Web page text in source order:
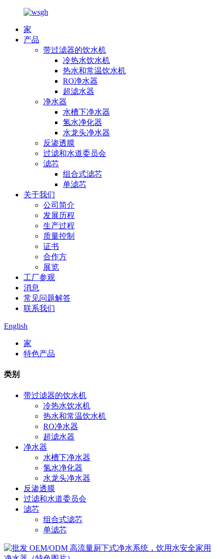
家
产品
带过滤器的饮水机
冷热水饮水机
热水和常温饮水机
RO净水器
超滤水器
净水器
水槽下净水器
氢水净化器
水龙头净水器
反渗透膜
过滤和水道委员会
滤芯
组合式滤芯
单滤芯
关于我们
公司简介
发展历程
生产过程
质量控制
证书
合作方
展览
工厂参观
消息
常见问题解答
联系我们
English
家
特色产品
类别
带过滤器的饮水机
冷热水饮水机
热水和常温饮水机
RO净水器
超滤水器
净水器
水槽下净水器
氢水净化器
水龙头净水器
反渗透膜
过滤和水道委员会
滤芯
组合式滤芯
单滤芯